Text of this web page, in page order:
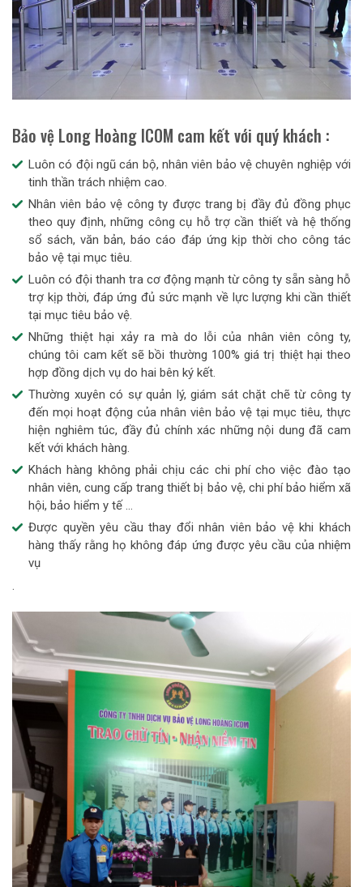
Bảo vệ Long Hoàng ICOM cam kết với quý khách :
Luôn có đội ngũ cán bộ, nhân viên bảo vệ chuyên nghiệp với
tinh thần trách nhiệm cao.
Nhân viên bảo vệ công ty được trang bị đầy đủ đồng phục
theo quy định, những công cụ hỗ trợ cần thiết và hệ thống
sổ sách, văn bản, báo cáo đáp ứng kịp thời cho công tác
bảo vệ tại mục tiêu.
Luôn có đội thanh tra cơ động mạnh từ công ty sẵn sàng hỗ
trợ kịp thời, đáp ứng đủ sức mạnh về lực lượng khi cần thiết
tại mục tiêu bảo vệ.
Những thiệt hại xảy ra mà do lỗi của nhân viên công ty,
chúng tôi cam kết sẽ bồi thường 100% giá trị thiệt hại theo
hợp đồng dịch vụ do hai bên ký kết.
Thường xuyên có sự quản lý, giám sát chặt chẽ từ công ty
đến mọi hoạt động của nhân viên bảo vệ tại mục tiêu, thực
hiện nghiêm túc, đầy đủ chính xác những nội dung đã cam
kết với khách hàng.
Khách hàng không phải chịu các chi phí cho việc đào tạo
nhân viên, cung cấp trang thiết bị bảo vệ, chi phí bảo hiểm xã
hội, bảo hiểm y tế …
Được quyền yêu cầu thay đổi nhân viên bảo vệ khi khách
hàng thấy rằng họ không đáp ứng được yêu cầu của nhiệm
vụ